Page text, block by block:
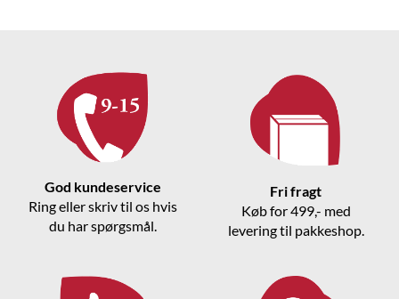
God kundeservice
Ring eller skriv til os hvis
du har spørgsmål.
Fri fragt
Køb for 499,- med
levering til pakkeshop.